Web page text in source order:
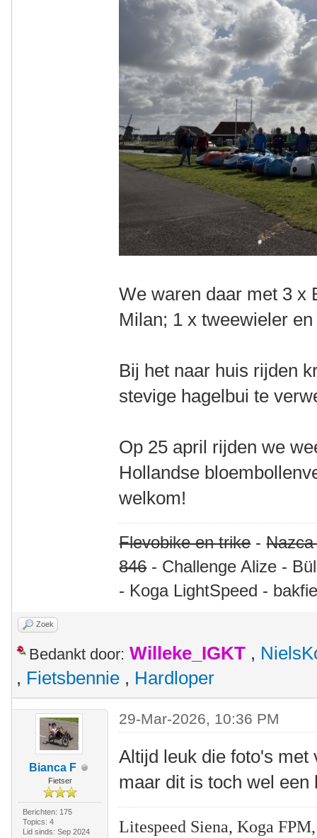
We waren daar met 3 x
Milan; 1 x tweewieler
Bij het naar huis rijden
stevige hagelbui te
Op 25 april rijden we
Hollandse
welkom!
Flevobike en trike-
846- Challenge Alize -
- Koga LightSpeed -
Zoek
Bedankt door: Willeke_IGKT ,
, Fietsbennie , Hardloper
Bianca F
Fietser
Berichten: 175
Topics: 4
Lid sinds: Sep 2024
29-Mar-2026, 10:36 PM
Altijd leuk die foto's
maar dit is toch wel een
Litespeed Siena, Koga